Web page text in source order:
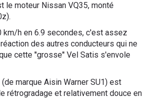
le moteur Nissan VQ35, monté
km/h en 6.9 secondes, c'est assez
des autres conducteurs qui ne
cette ''grosse'' Vel Satis s'envole
marque Aisin Warner SU1) est
rétrogradage et relativement douce en